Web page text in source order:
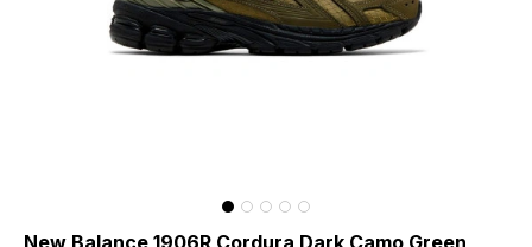
New Balance 1906R Cordura Dark Camo Green